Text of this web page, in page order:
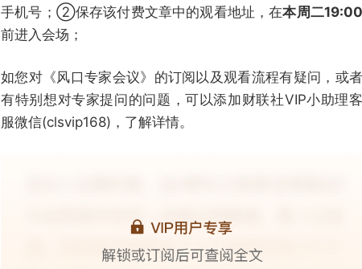
手机号；②保存该付费文章中的观看地址，在本周二
前进入会场；
如您对《风口专家会议》的订阅以及观看流程有疑问，或者
有特别想对专家提问的问题，可以添加财联社VIP小助理客
服微信(clsvip168)，了解详情。